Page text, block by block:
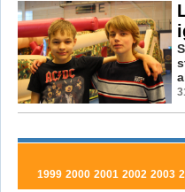
1999 2000 2001 2002 2003